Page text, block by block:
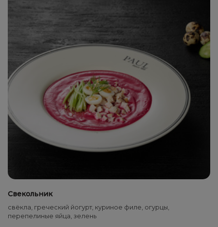
Свекольник
свёкла, греческий йогурт, куриное филе, огурцы,
перепелиные яйца, зелень